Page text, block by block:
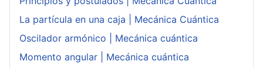
La partícula en una caja | Mecánica Cuántica
Oscilador armónico | Mecánica cuántica
Momento angular | Mecánica cuántica